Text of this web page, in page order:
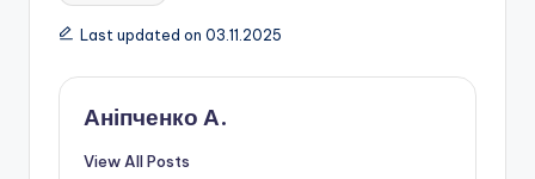
Last updated on 03.11.2025
Аніпченко А.
View All Posts